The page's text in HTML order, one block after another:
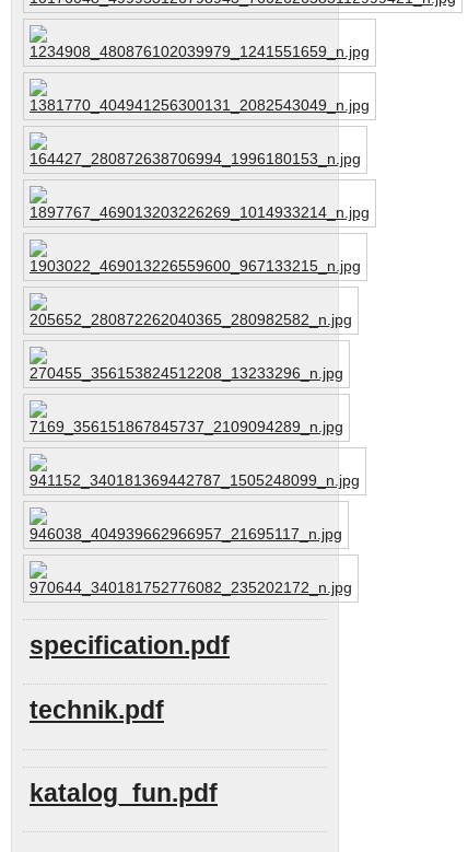
specification.pdf
technik.pdf
katalog_fun.pdf